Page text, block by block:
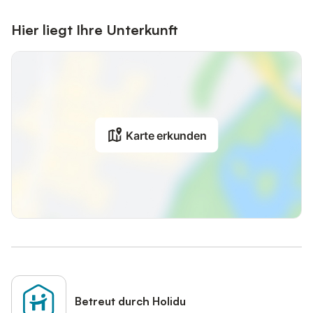
Dies wird dem Gastgeber helfen, Ihren Aufenthalt bestmöglich
Hier liegt Ihre Unterkunft
Karte erkunden
Betreut durch Holidu